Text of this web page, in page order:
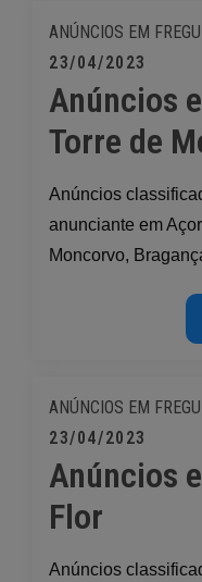
ANÚNCIOS EM
Posted
on
23/04/2023
Anúncios
Torre de
Anúncios
anunciante em
Moncorvo,
ANÚNCIOS EM
Posted
on
23/04/2023
Anúncios
Flor
Anúncios